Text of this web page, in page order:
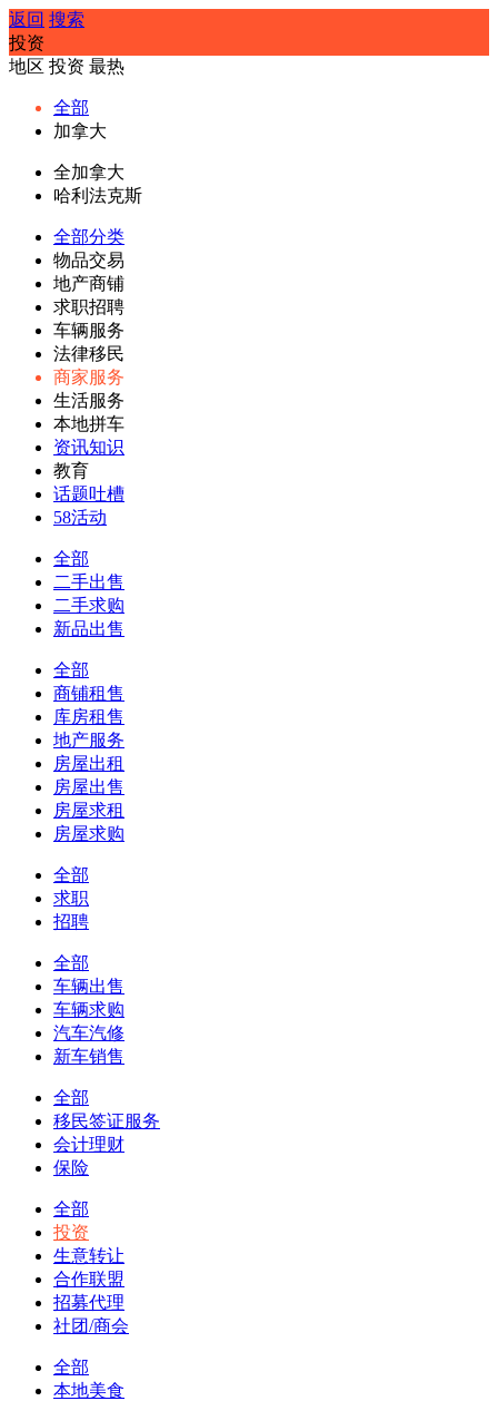
返回 搜索
投资
地区 投资 最热
全部
加拿大
全加拿大
哈利法克斯
全部分类
物品交易
地产商铺
求职招聘
车辆服务
法律移民
商家服务
生活服务
本地拼车
资讯知识
教育
话题吐槽
58活动
全部
二手出售
二手求购
新品出售
全部
商铺租售
库房租售
地产服务
房屋出租
房屋出售
房屋求租
房屋求购
全部
求职
招聘
全部
车辆出售
车辆求购
汽车汽修
新车销售
全部
移民签证服务
会计理财
保险
全部
投资
生意转让
合作联盟
招募代理
社团/商会
全部
本地美食